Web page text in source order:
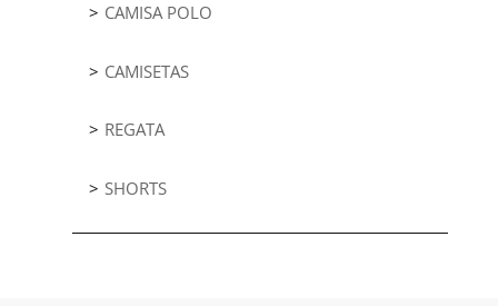
CAMISA POLO
CAMISETAS
REGATA
SHORTS